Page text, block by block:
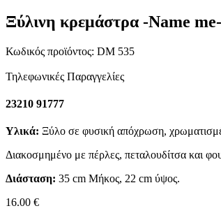
Ξύλινη κρεμάστρα -Name me-
Κωδικός προϊόντος: DM 535
Τηλεφωνικές Παραγγελίες
23210 91777
Υλικά: Ξύλο σε φυσική απόχρωση,
Διακοσμημένο με πέρλες, πεταλουδίτσα και
Διάσταση: 35 cm Μήκος, 22 cm ύψος.
16.00 €